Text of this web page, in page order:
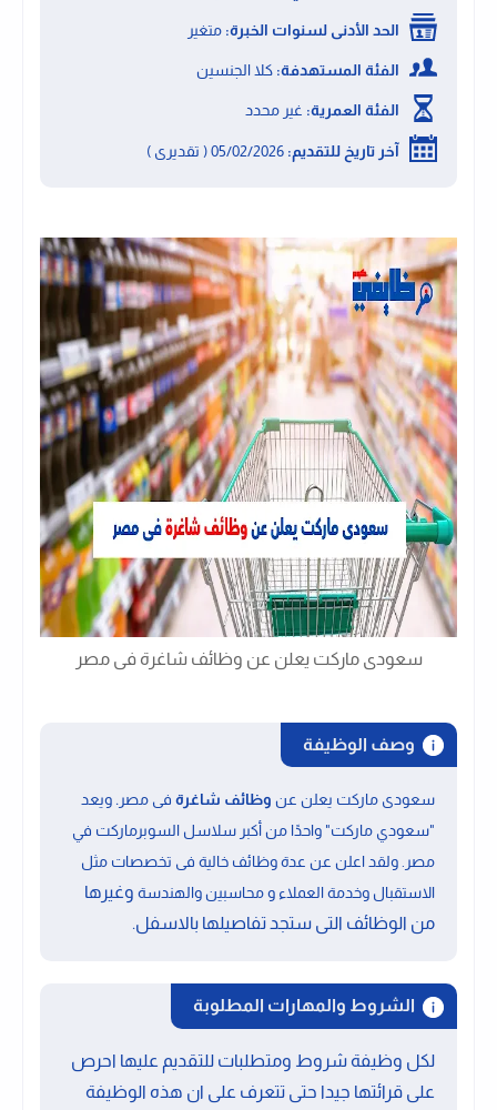
الحد الأدنى لسنوات الخبرة: متغير
الفئة المستهدفة: كلا الجنسين
الفئة العمرية: غير محدد
آخر تاريخ للتقديم:
سعودى ماركت يعلن عن وظائف شاغرة فى مصر
وصف الوظيفة
سعودى ماركت يعلن عن وظائف شاغرة فى مصر. ويعد
"سعودي ماركت" واحدًا من أكبر سلاسل السوبرماركت في
مصر .ولقد اعلن عن عدة وظائف خالية فى تخصصات مثل
الاستقبال وخدمة العملاء و محاسبين والهندسة وغيرها
من الوظائف التى ستجد تفاصيلها بالاسفل.
الشروط والمهارات المطلوبة
لكل وظيفة شروط ومتطلبات للتقديم عليها احرص
على قرائتها جيدا حتى تتعرف على ان هذه الوظيفة